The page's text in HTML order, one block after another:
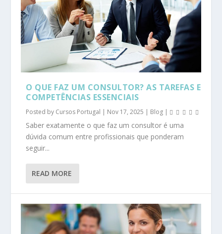
O QUE FAZ UM CONSULTOR? AS TAREFAS E
COMPETÊNCIAS ESSENCIAIS
Posted by Cursos Portugal | Nov 17, 2025 | Blog |
Saber exatamente o que faz um consultor é uma
dúvida comum entre profissionais que ponderam
seguir...
READ MORE